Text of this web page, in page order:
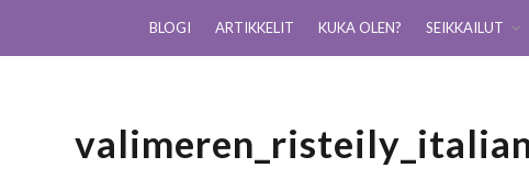
BLOGI ARTIKKELIT KUKA OLEN? SEIKKAILUT